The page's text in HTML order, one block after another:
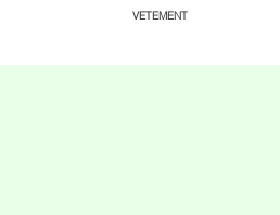
VETEMENT